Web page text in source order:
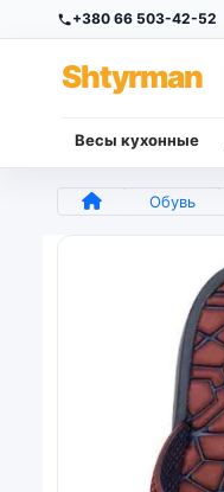
+380 66 503-42-52
Shtyrman
Весы кухонные
Обувь